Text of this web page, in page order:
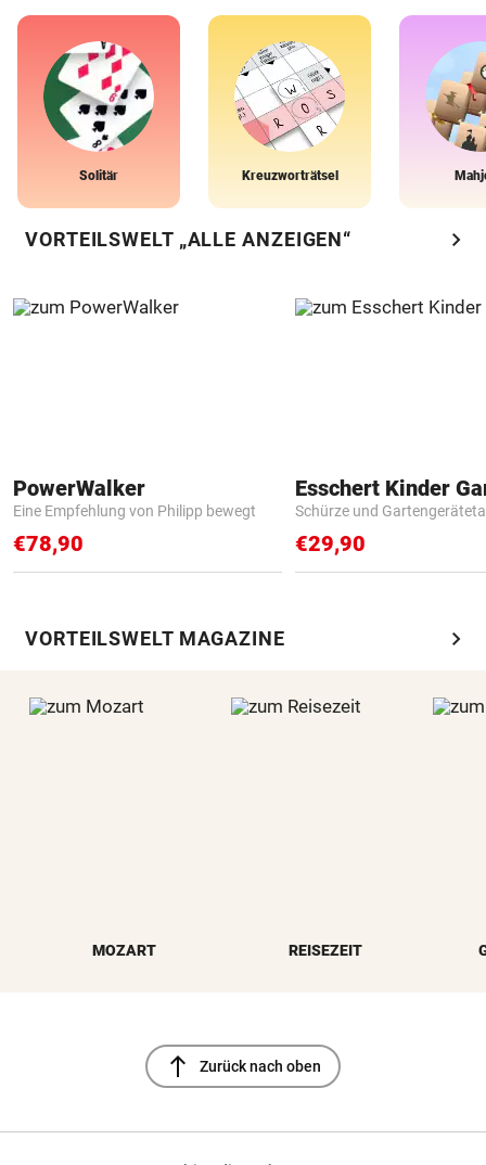
Solitär Kreuzworträtsel
VORTEILSWELT „ALLE ANZEIGEN“ chevron_right
PowerWalker
Eine Empfehlung von Philipp bewegt
€78,90
Schürze und
€29,90
VORTEILSWELT MAGAZINE chevron_right
MOZART REISEZEIT
north Zurück nach oben